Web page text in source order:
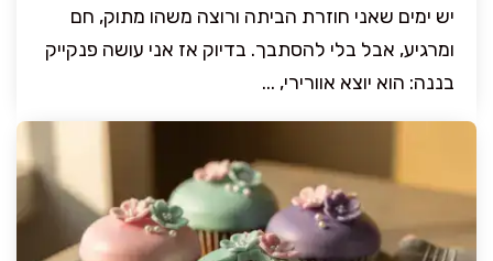
יש ימים שאני חוזרת הביתה ורוצה משהו מתוק, חם
ומרגיע, אבל בלי להסתבך. בדיוק אז אני עושה פנקייק
בננה: הוא יוצא אוורירי, ...